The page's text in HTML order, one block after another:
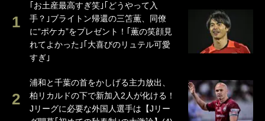
｢お土産最高すぎ笑｣｢どうやって入
手？｣ブライトン帰還の三笘薫、同僚
に“ポケカ”をプレゼント！｢薫の笑顔見
れてよかった｣｢大喜びのリュテル可愛
すぎ｣
浦和と千葉の首をかしげる主力放出、
柏リカルドの下で新加入2人が化ける！
Jリーグに必要な外国人選手は【Jリー